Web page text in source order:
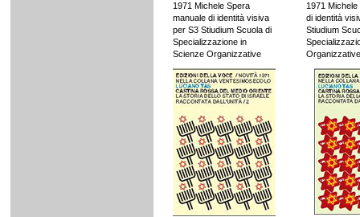
1971 Michele Spera
manuale di identità visiva
per S3 Stiudium Scuola di
Specializzazione in
Scienze Organizzative
1971
di identità
Stiudium
Organizzative